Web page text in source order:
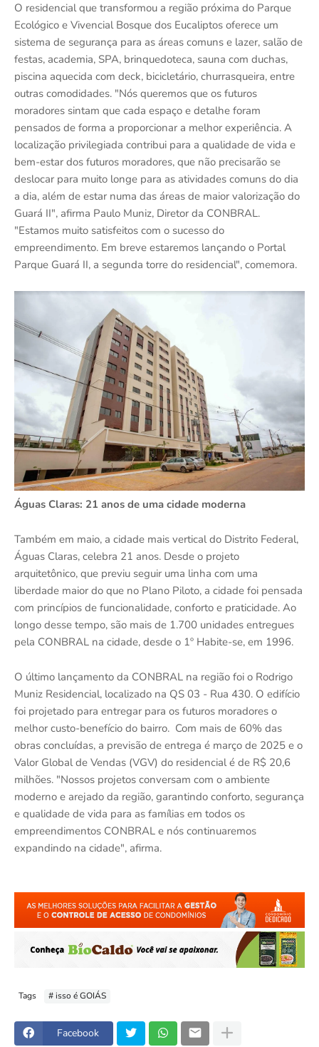
O residencial que transformou a região próxima do Parque
Ecológico e Vivencial Bosque dos Eucaliptos oferece um
sistema de segurança para as áreas comuns e lazer, salão de
festas, academia, SPA, brinquedoteca, sauna com duchas,
piscina aquecida com deck, bicicletário, churrasqueira, entre
outras comodidades. "Nós queremos que os futuros
moradores sintam que cada espaço e detalhe foram
pensados de forma a proporcionar a melhor experiência. A
localização privilegiada contribui para a qualidade de vida e
bem-estar dos futuros moradores, que não precisarão se
deslocar para muito longe para as atividades comuns do dia
a dia, além de estar numa das áreas de maior valorização do
Guará II", afirma Paulo Muniz, Diretor da CONBRAL.
"Estamos muito satisfeitos com o sucesso do
empreendimento. Em breve estaremos lançando o Portal
Parque Guará II, a segunda torre do residencial", comemora.
Águas Claras: 21 anos de uma cidade moderna
Também em maio, a cidade mais vertical do Distrito Federal,
Águas Claras, celebra 21 anos. Desde o projeto
arquitetônico, que previu seguir uma linha com uma
liberdade maior do que no Plano Piloto, a cidade foi pensada
com princípios de funcionalidade, conforto e praticidade. Ao
longo desse tempo, são mais de 1.700 unidades entregues
pela CONBRAL na cidade, desde o 1º Habite-se, em 1996.
O último lançamento da CONBRAL na região foi o Rodrigo
Muniz Residencial, localizado na QS 03 - Rua 430. O edifício
foi projetado para entregar para os futuros moradores o
melhor custo-benefício do bairro. Com mais de 60% das
obras concluídas, a previsão de entrega é março de 2025 e o
Valor Global de Vendas (VGV) do residencial é de R$ 20,6
milhões. "Nossos projetos conversam com o ambiente
moderno e arejado da região, garantindo conforto, segurança
e qualidade de vida para as famílias em todos os
empreendimentos CONBRAL e nós continuaremos
expandindo na cidade", afirma.
Tags # isso é GOIÁS
Facebook